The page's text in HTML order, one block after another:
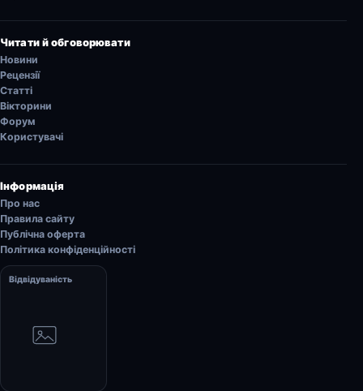
Читати й обговорювати
Новини
Рецензії
Статті
Вікторини
Форум
Користувачі
Інформація
Про нас
Правила сайту
Публічна оферта
Політика конфіденційності
Відвідуваність